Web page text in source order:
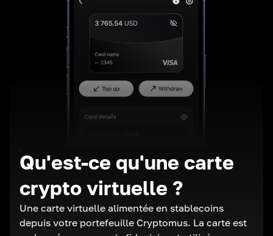
Qu'est-ce qu'une carte
crypto virtuelle ?
Une carte virtuelle alimentée en stablecoins
depuis votre portefeuille Cryptomus. La carte est